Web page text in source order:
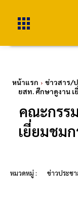
หน้าแรก ข่าวสาร/
ยสท. ศึกษาดูงาน
คณะกรร
เยี่ยมชม
หมวดหมู่ : ข่าวประช